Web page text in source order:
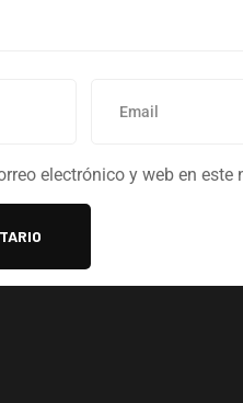
electrónico y web en